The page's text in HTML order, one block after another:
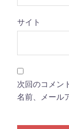
サイト
次回のコメン
名前、メール